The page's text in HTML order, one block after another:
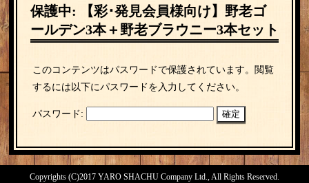
保護中: 【彩･発見会員様向け】野老ゴ
ールデン3本＋野老ブラウニー3本セット
このコンテンツはパスワードで保護されています。閲覧
するには以下にパスワードを入力してください。
パスワード:
Copyrights (C)2017 YARO SHACHU Company Ltd., All Rights Reserved.